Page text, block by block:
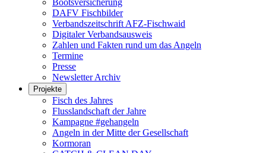
Bootsversicherung
DAFV Fischbilder
Verbandszeitschrift AFZ-Fischwaid
Digitaler Verbandsausweis
Zahlen und Fakten rund um das Angeln
Termine
Presse
Newsletter Archiv
Projekte
Fisch des Jahres
Flusslandschaft der Jahre
Kampagne #gehangeln
Angeln in der Mitte der Gesellschaft
Kormoran